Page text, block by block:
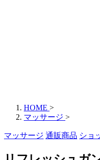
HOME >
マッサージ >
マッサージ 通販商品 ショ